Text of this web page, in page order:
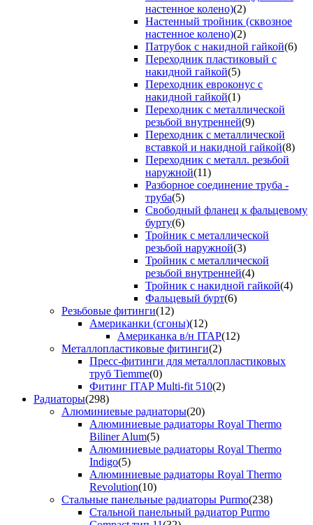
настенное колено)(2)
Настенный тройник (сквозное
настенное колено)(2)
Патрубок с накидной гайкой(6)
Переходник пластиковый с
накидной гайкой(5)
Переходник евроконус с
накидной гайкой(1)
Переходник с металлической
резьбой внутренней(9)
Переходник с металлической
вставкой и накидной гайкой(8)
Переходник с металл. резьбой
наружной(11)
Разборное соединение труба -
труба(5)
Свободный фланец к фальцевому
бурту(6)
Тройник с металлической
резьбой наружной(3)
Тройник с металлической
резьбой внутренней(4)
Тройник с накидной гайкой(4)
Фальцевый бурт(6)
Резьбовые фитинги(12)
Американки (сгоны)(12)
Американка в/н ITAP(12)
Металлопластиковые фитинги(2)
Пресс-фитинги для металлопластиковых
труб Tiemme(0)
Фитинг ITAP Multi-fit 510(2)
Радиаторы(298)
Алюминиевые радиаторы(20)
Алюминиевые радиаторы Royal Thermo
Biliner Alum(5)
Алюминиевые радиаторы Royal Thermo
Indigo(5)
Алюминиевые радиаторы Royal Thermo
Revolution(10)
Стальные панельные радиаторы Purmo(238)
Стальной панельный радиатор Purmo